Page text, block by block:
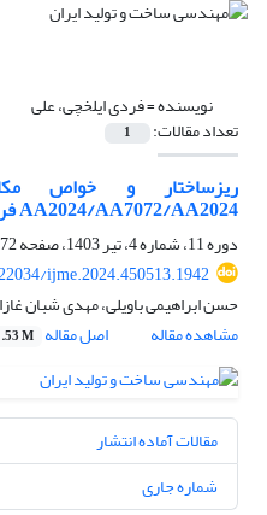
نویسنده =فردی ایلخچی، علی
تعداد مقالات: 1
ریزساختار و خواص
AA2024/AA7072/AA2024 فرآوری شده به روش نورد تجمعی
دوره 11، شماره 4، تیر 1403، صفحه
72-86
ijme.2024.450513.1942
حسن ابراهیمی باویلی، مهدی شبان
مشاهده مقاله
اصل مقاله M
مقالات آماده انتشار
شماره جاری